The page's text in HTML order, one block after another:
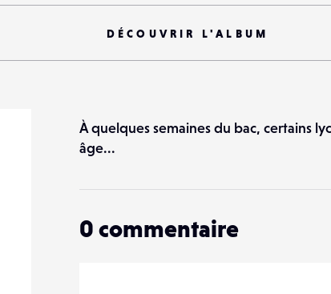
DÉCOUVRIR L'ALBUM
À quelques semaines du bac, certains
âge...
0 commentaire